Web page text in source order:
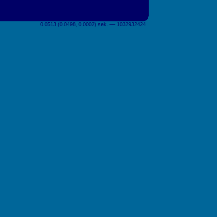
0.0513 (0.0498, 0.0002) sek. –– 1032932424